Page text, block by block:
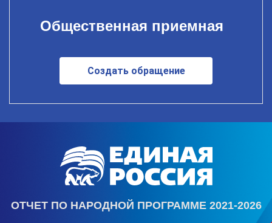
Общественная приемная
Создать обращение
ОТЧЕТ ПО НАРОДНОЙ ПРОГРАММЕ 2021-2026